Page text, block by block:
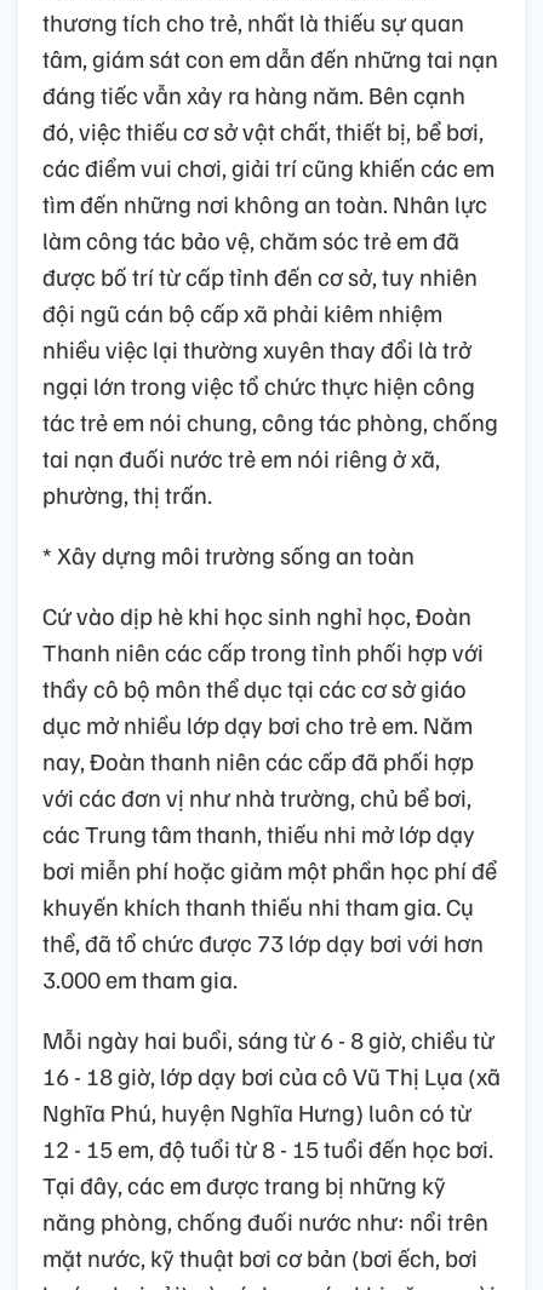
thương tích cho trẻ, nhất là thiếu sự quan
tâm, giám sát con em dẫn đến những tai nạn
đáng tiếc vẫn xảy ra hàng năm. Bên cạnh
đó, việc thiếu cơ sở vật chất, thiết bị, bể bơi,
các điểm vui chơi, giải trí cũng khiến các em
tìm đến những nơi không an toàn. Nhân lực
làm công tác bảo vệ, chăm sóc trẻ em đã
được bố trí từ cấp tỉnh đến cơ sở, tuy nhiên
đội ngũ cán bộ cấp xã phải kiêm nhiệm
nhiều việc lại thường xuyên thay đổi là trở
ngại lớn trong việc tổ chức thực hiện công
tác trẻ em nói chung, công tác phòng, chống
tai nạn đuối nước trẻ em nói riêng ở xã,
phường, thị trấn.
* Xây dựng môi trường sống an toàn
Cứ vào dịp hè khi học sinh nghỉ học, Đoàn
Thanh niên các cấp trong tỉnh phối hợp với
thầy cô bộ môn thể dục tại các cơ sở giáo
dục mở nhiều lớp dạy bơi cho trẻ em. Năm
nay, Đoàn thanh niên các cấp đã phối hợp
với các đơn vị như nhà trường, chủ bể bơi,
các Trung tâm thanh, thiếu nhi mở lớp dạy
bơi miễn phí hoặc giảm một phần học phí để
khuyến khích thanh thiếu nhi tham gia. Cụ
thể, đã tổ chức được 73 lớp dạy bơi với hơn
3.000 em tham gia.
Mỗi ngày hai buổi, sáng từ 6 - 8 giờ, chiều từ
16 - 18 giờ, lớp dạy bơi của cô Vũ Thị Lụa (xã
Nghĩa Phú, huyện Nghĩa Hưng) luôn có từ
12 - 15 em, độ tuổi từ 8 - 15 tuổi đến học bơi.
Tại đây, các em được trang bị những kỹ
năng phòng, chống đuối nước như: nổi trên
mặt nước, kỹ thuật bơi cơ bản (bơi ếch, bơi